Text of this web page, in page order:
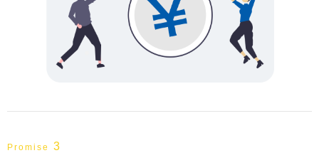
Promise 3